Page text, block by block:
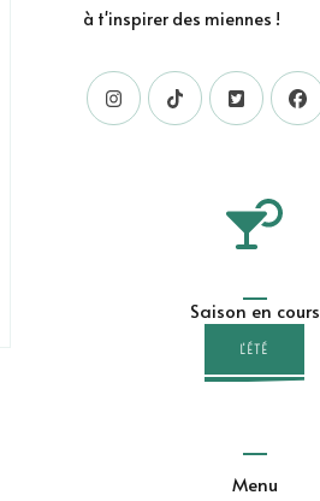
à t'inspirer des miennes !
Saison en cours
L'ÉTÉ
Menu